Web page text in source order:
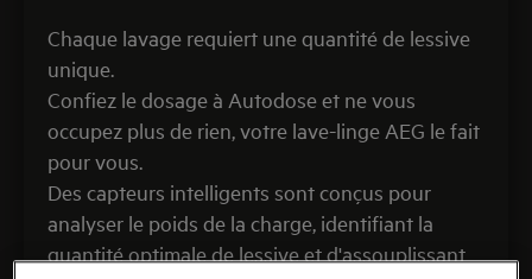
Chaque lavage requiert une quantité de lessive
unique.
Confiez le dosage à Autodose et ne vous
occupez plus de rien, votre lave-linge AEG le fait
pour vous.
Des capteurs intelligents sont conçus pour
analyser le poids de la charge, identifiant la
quantité optimale de lessive et d'assouplissant